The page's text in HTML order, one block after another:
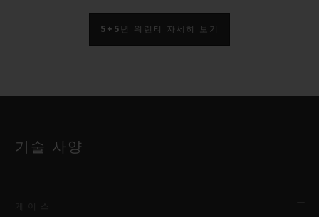
5+5년 워런티 자세히 보기
기술 사양